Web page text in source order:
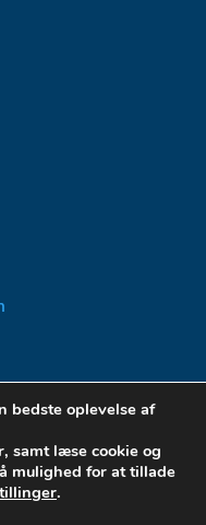
DIN
I
bedste oplevelse af
samt læse cookie og
mulighed for at tillade
.